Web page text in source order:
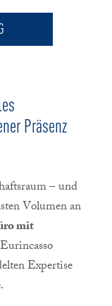
Präsenz
– und
Volumen an
mit
Expertise